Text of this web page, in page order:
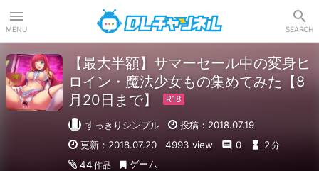
MENU SEARCH
【最大半額】サマーセール中の変身ヒ
ロイン・魔法少女もの集めてみた【8
月20日まで】
すっきりシンプル
投稿：2018.07.19
更新：2018.07.20
4993 view 0 2 分
44 作品 ゲーム